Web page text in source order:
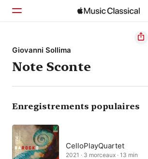
Accueil
Parcourir
Rechercher
Giovanni Sollima
Note Sconte
Enregistrements populaires
CelloPlayQuartet
2021 · 3 morceaux · 13 min